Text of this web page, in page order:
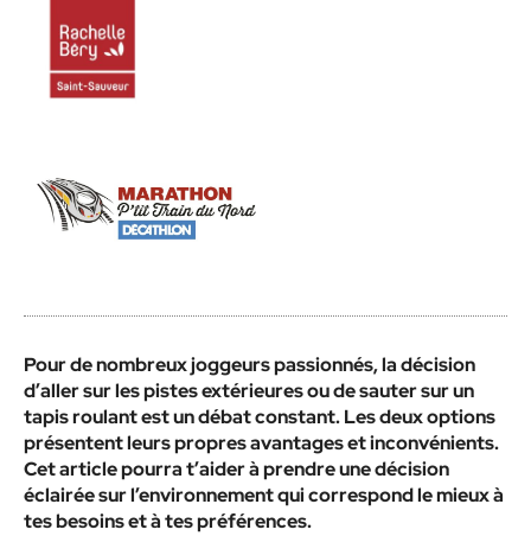
Pour de nombreux joggeurs passionnés, la décision
d’aller sur les pistes extérieures ou de sauter sur un
tapis roulant est un débat constant. Les deux options
présentent leurs propres avantages et inconvénients.
Cet article pourra t’aider à prendre une décision
éclairée sur l’environnement qui correspond le mieux à
tes besoins et à tes préférences.